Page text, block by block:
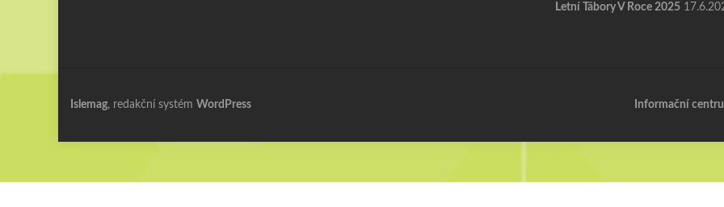
Letní Tábory V Roce 2025
Informační
Islemag, redakční systém WordPress